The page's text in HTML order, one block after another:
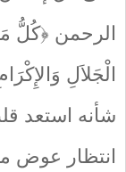
الرحمن ﴿كُلُّ
شأنه استعد
انتظار عوض